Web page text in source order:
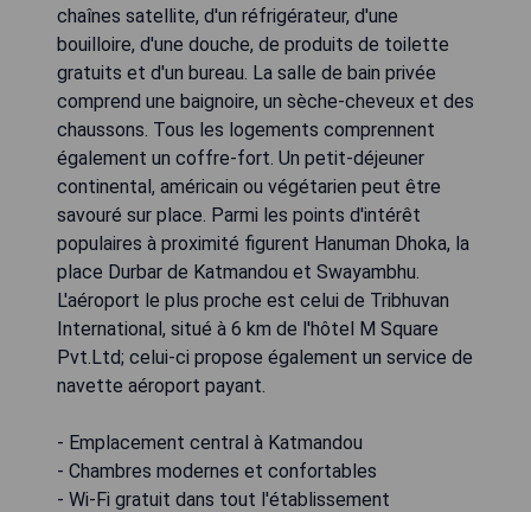
chaînes satellite, d'un réfrigérateur, d'une
bouilloire, d'une douche, de produits de toilette
gratuits et d'un bureau. La salle de bain privée
comprend une baignoire, un sèche-cheveux et des
chaussons. Tous les logements comprennent
également un coffre-fort. Un petit-déjeuner
continental, américain ou végétarien peut être
savouré sur place. Parmi les points d'intérêt
populaires à proximité figurent Hanuman Dhoka, la
place Durbar de Katmandou et Swayambhu.
L'aéroport le plus proche est celui de Tribhuvan
International, situé à 6 km de l'hôtel M Square
Pvt.Ltd; celui-ci propose également un service de
navette aéroport payant.
- Emplacement central à Katmandou
- Chambres modernes et confortables
- Wi-Fi gratuit dans tout l'établissement